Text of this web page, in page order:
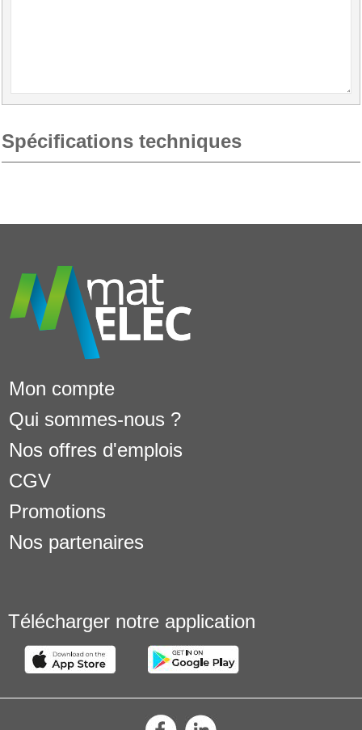
Spécifications techniques
Mon compte
Qui sommes-nous ?
Nos offres d'emplois
CGV
Promotions
Nos partenaires
Télécharger notre application